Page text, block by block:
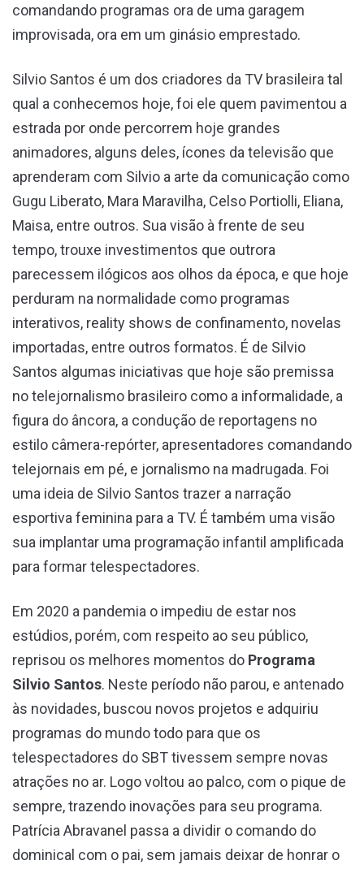
comandando programas ora de uma garagem
improvisada, ora em um ginásio emprestado.
Silvio Santos é um dos criadores da TV brasileira tal
qual a conhecemos hoje, foi ele quem pavimentou a
estrada por onde percorrem hoje grandes
animadores, alguns deles, ícones da televisão que
aprenderam com Silvio a arte da comunicação como
Gugu Liberato, Mara Maravilha, Celso Portiolli, Eliana,
Maisa, entre outros. Sua visão à frente de seu
tempo, trouxe investimentos que outrora
parecessem ilógicos aos olhos da época, e que hoje
perduram na normalidade como programas
interativos, reality shows de confinamento, novelas
importadas, entre outros formatos. É de Silvio
Santos algumas iniciativas que hoje são premissa
no telejornalismo brasileiro como a informalidade, a
figura do âncora, a condução de reportagens no
estilo câmera-repórter, apresentadores comandando
telejornais em pé, e jornalismo na madrugada. Foi
uma ideia de Silvio Santos trazer a narração
esportiva feminina para a TV. É também uma visão
sua implantar uma programação infantil amplificada
para formar telespectadores.
Em 2020 a pandemia o impediu de estar nos
estúdios, porém, com respeito ao seu público,
reprisou os melhores momentos do Programa
Silvio Santos. Neste período não parou, e antenado
às novidades, buscou novos projetos e adquiriu
programas do mundo todo para que os
telespectadores do SBT tivessem sempre novas
atrações no ar. Logo voltou ao palco, com o pique de
sempre, trazendo inovações para seu programa.
Patrícia Abravanel passa a dividir o comando do
dominical com o pai, sem jamais deixar de honrar o